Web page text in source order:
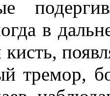
в
кисть,
тремор,